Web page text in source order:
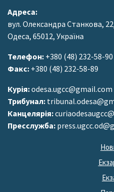
Адреса:
вул. Олександра Станкова,
Одеса, 65012, Україна
Телефон: +380 (48) 232-58-90
Факс: +380 (48) 232-58-89
Курія:odesa.ugcc@gmail.com
Трибунал:
Канцелярія:
Пресслужба: